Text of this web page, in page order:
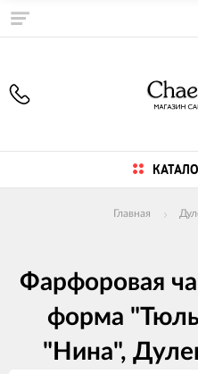
Главная
Фарфоровая
форма
"Нина",